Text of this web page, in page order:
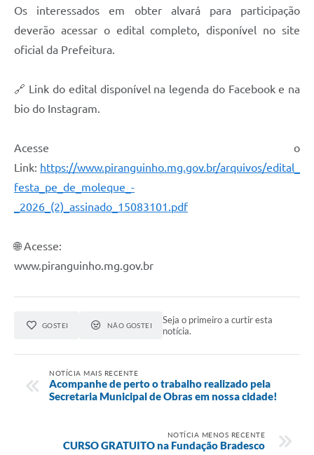
Os interessados em obter alvará para participação
deverão acessar o edital completo, disponível no site
oficial da Prefeitura.
🔗 Link do edital disponível na legenda do Facebook e na
bio do Instagram.
Acesse o
Link: https://www.piranguinho.mg.gov.br/arquivos/edital_
festa_pe_de_moleque_-
_2026_(2)_assinado_15083101.pdf
🌐 Acesse:
www.piranguinho.mg.gov.br
GOSTEI NÃO GOSTEI
Seja o primeiro a curtir esta
notícia.
NOTÍCIA MAIS RECENTE
Acompanhe de perto o trabalho realizado pela
Secretaria Municipal de Obras em nossa cidade!
NOTÍCIA MENOS RECENTE
CURSO GRATUITO na Fundação Bradesco